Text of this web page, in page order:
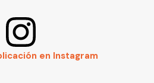
en Instagram